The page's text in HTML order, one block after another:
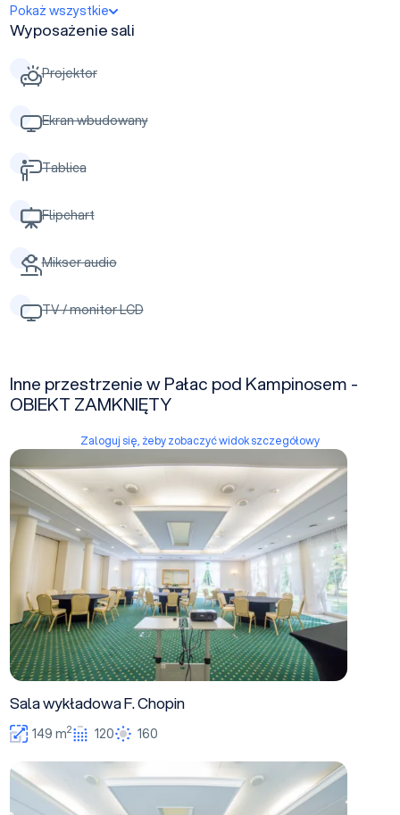
Pokaż wszystkie
Wyposażenie sali
Projektor
Ekran wbudowany
Tablica
Flipchart
Mikser audio
TV / monitor LCD
Inne przestrzenie w Pałac pod Kampinosem -
OBIEKT ZAMKNIĘTY
Zaloguj się, żeby zobaczyć widok szczegółowy
Sala wykładowa F. Chopin
Sala wykładowa F. Chopin
149 m2 120 160
Sala wykładowa T. Kościuszko